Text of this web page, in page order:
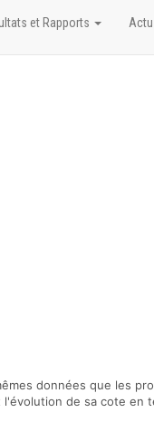
données que les
de sa cote
et Rapports